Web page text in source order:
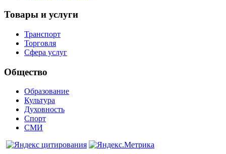
Товары и услуги
Транспорт
Торговля
Сфера услуг
Общество
Образование
Культура
Духовность
Спорт
СМИ